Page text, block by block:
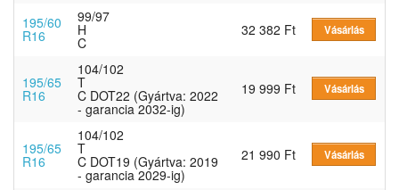
195/60
R16
99/97
H
C
32 382 Ft Vásárlás
195/65
R16
104/102
T
C DOT22 (Gyártva: 2022
- garancia 2032-ig)
19 999 Ft Vásárlás
195/65
R16
104/102
T
C DOT19 (Gyártva: 2019
- garancia 2029-ig)
21 990 Ft Vásárlás